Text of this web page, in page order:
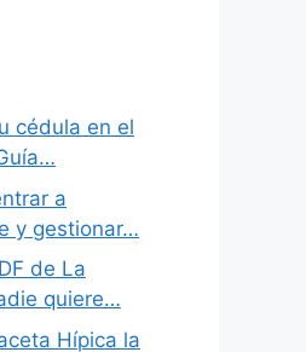
cédula en el
a
y gestionar…
de La
quiere…
Hípica la